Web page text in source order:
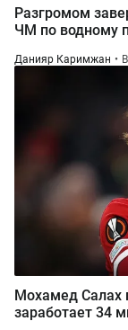
Разгромом
ЧМ по водному
Данияр Каримжан
Мохамед Салах
заработает 34